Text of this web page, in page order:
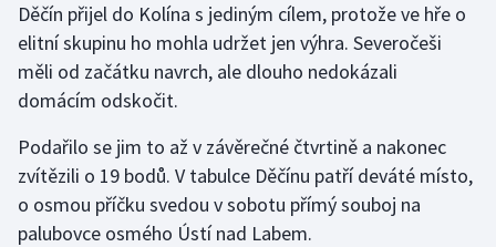
Futsal
Golf
Gymnastika
Házená
Děčín přijel do Kolína s jediným cílem, protože ve hře o
elitní skupinu ho mohla udržet jen výhra. Severočeši
měli od začátku navrch, ale dlouho nedokázali
domácím odskočit.
Podařilo se jim to až v závěrečné čtvrtině a nakonec
zvítězili o 19 bodů. V tabulce Děčínu patří deváté místo,
o osmou příčku svedou v sobotu přímý souboj na
palubovce osmého Ústí nad Labem.